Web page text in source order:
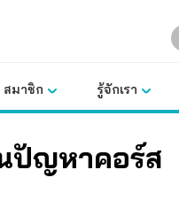
สมาชิก รู้จักเรา
ปัญหาคอร์ส